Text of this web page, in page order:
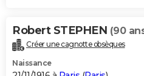
Robert STEPHEN (90
Créer une cagnotte obsèques
Naissance